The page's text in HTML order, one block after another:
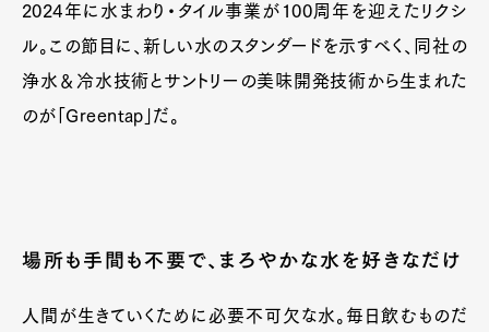
2024年に水まわり・タイル事業が100周年を迎えたリクシ
ル。この節目に、新しい水のスタンダードを示すべく、同社の
浄水＆冷水技術とサントリーの美味開発技術から生まれた
のが「Greentap」だ。
場所も手間も不要で、まろやかな水を好きなだけ
人間が生きていくために必要不可欠な水。毎日飲むものだ